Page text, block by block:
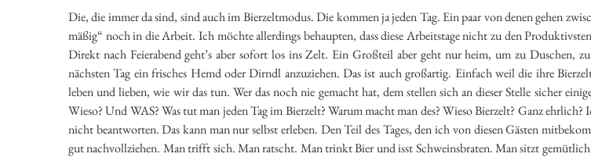
Die, die immer da sind, sind auch im Bierzeltmodus. Die kommen ja jeden Tag. Ein paar von denen gehen
mäßig“ noch in die Arbeit. Ich möchte allerdings behaupten, dass diese Arbeitstage nicht zu den
Direkt nach Feierabend geht’s aber sofort los ins Zelt. Ein Großteil aber geht nur heim, um zu Duschen,
nächsten Tag ein frisches Hemd oder Dirndl anzuziehen. Das ist auch großartig. Einfach weil die ihre
leben und lieben, wie wir das tun. Wer das noch nie gemacht hat, dem stellen sich an dieser Stelle sicher
Wieso? Und WAS? Was tut man jeden Tag im Bierzelt? Warum macht man des? Wieso Bierzelt? Ganz ehrlich?
nicht beantworten. Das kann man nur selbst erleben. Den Teil des Tages, den ich von diesen Gästen
gut nachvollziehen. Man trifft sich. Man ratscht. Man trinkt Bier und isst Schweinsbraten. Man sitzt